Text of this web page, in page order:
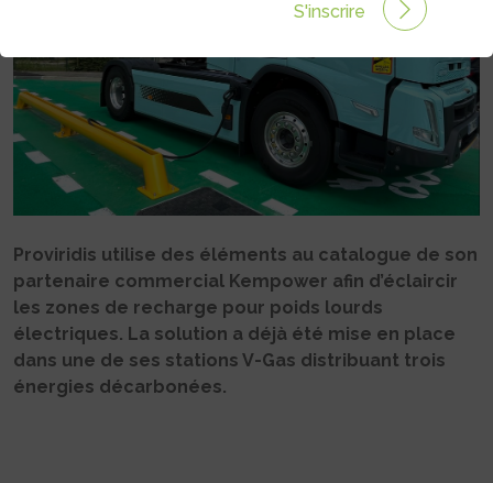
Proviridis utilise des éléments au catalogue de son
partenaire commercial Kempower afin d’éclaircir
les zones de recharge pour poids lourds
électriques. La solution a déjà été mise en place
dans une de ses stations V-Gas distribuant trois
énergies décarbonées.
S'inscrire